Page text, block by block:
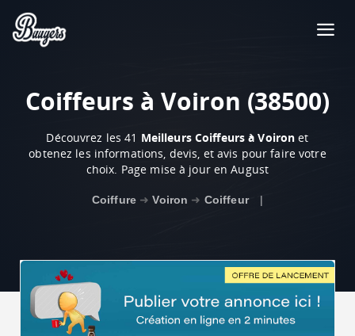
Coiffeurs à Voiron (38500)
Découvrez les 41 Meilleurs Coiffeurs à Voiron et
obtenez les informations, devis, et avis pour faire votre
choix. Page mise à jour en August
Coiffure ➜Voiron ➜ Coiffeur |